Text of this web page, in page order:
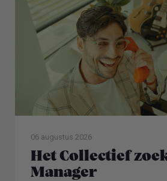
06 augustus 2026
Het Collectief
Manager